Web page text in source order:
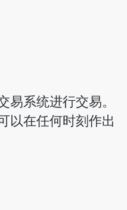
系统进行交易。
以在任何时刻作出